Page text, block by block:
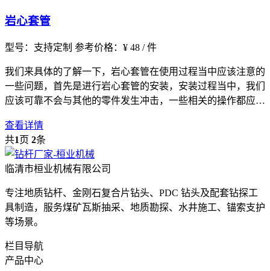
岩心套管
型号：支持定制 参考价格：¥ 48 / 件
我们来具体的了解一下，岩心套管在使用过程当中应该注意的
一些问题，首先是进行岩心套管的安装，安装过程当中，我们
应该可靠不会与其他的零件发生冲击，一些相关的操作都应该
查看详情
共1页 2条
临清市桓业机械有限公司
专注地质钻杆、金刚石复合片钻头、PDC 钻头及配套钻探工
具制造，服务煤矿瓦斯抽采、地质勘探、水井施工、锚索支护
等场景。
栏目导航
产品中心